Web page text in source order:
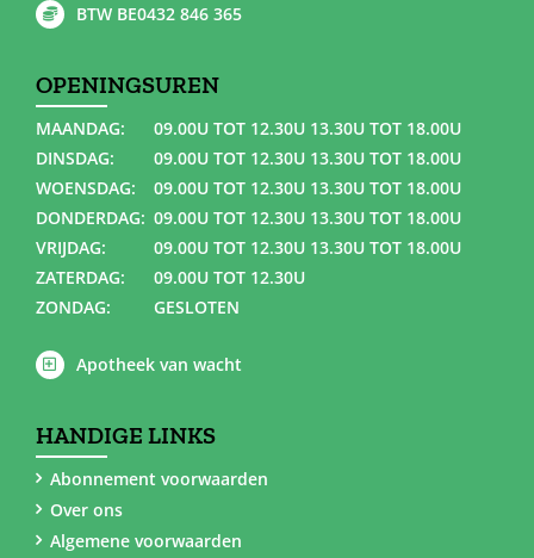
BTW BE0432 846 365
OPENINGSUREN
MAANDAG:
09.00U TOT 12.30U 13.30U TOT 18.00U
DINSDAG:
09.00U TOT 12.30U 13.30U TOT 18.00U
WOENSDAG:
09.00U TOT 12.30U 13.30U TOT 18.00U
DONDERDAG: 09.00U TOT 12.30U 13.30U TOT 18.00U
VRIJDAG:
09.00U TOT 12.30U 13.30U TOT 18.00U
ZATERDAG:
09.00U TOT 12.30U
ZONDAG:
GESLOTEN
Apotheek van wacht
HANDIGE LINKS
Abonnement voorwaarden
Over ons
Algemene voorwaarden